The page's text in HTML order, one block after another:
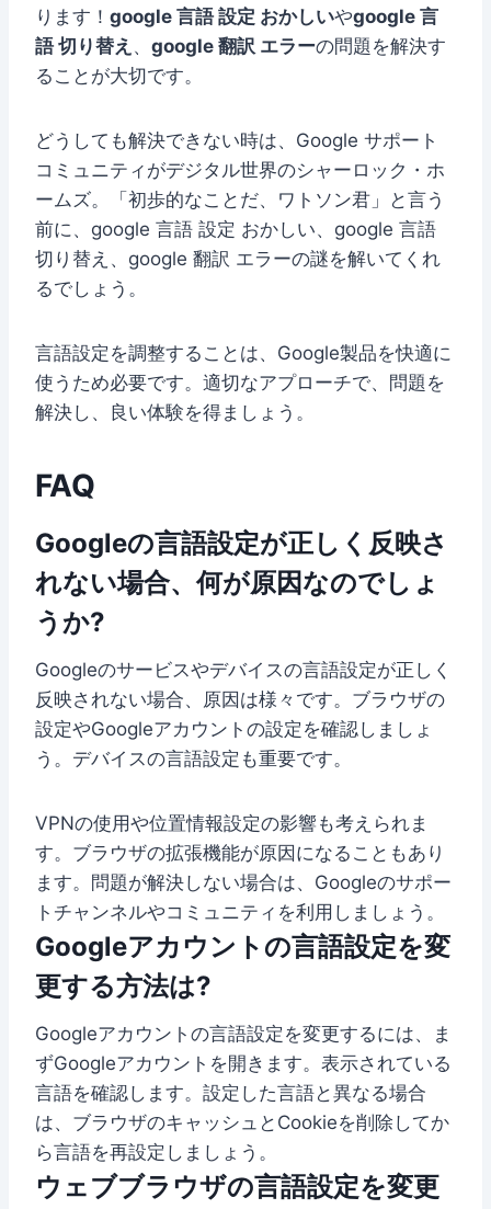
ります！ google 言語 設定 おかしいやgoogle 言
語 切り替え 、 google 翻訳 エラーの問題を解決す
ることが大切です。
どうしても解決できない時は、Google サポート
コミュニティがデジタル世界のシャーロック・ホ
ームズ。「初歩的なことだ、ワトソン君」と言う
前に、google 言語 設定 おかしい、google 言語
切り替え、google 翻訳 エラーの謎を解いてくれ
るでしょう。
言語設定を調整することは、Google製品を快適に
使うため必要です。適切なアプローチで、問題を
解決し、良い体験を得ましょう。
FAQ
Googleの言語設定が正しく反映さ
れない場合、何が原因なのでしょ
うか?
Googleのサービスやデバイスの言語設定が正しく
反映されない場合、原因は様々です。ブラウザの
設定やGoogleアカウントの設定を確認しましょ
う。デバイスの言語設定も重要です。
VPNの使用や位置情報設定の影響も考えられま
す。ブラウザの拡張機能が原因になることもあり
ます。問題が解決しない場合は、Googleのサポー
トチャンネルやコミュニティを利用しましょう。
Googleアカウントの言語設定を変
更する方法は?
Googleアカウントの言語設定を変更するには、ま
ずGoogleアカウントを開きます。表示されている
言語を確認します。設定した言語と異なる場合
は、ブラウザのキャッシュとCookieを削除してか
ら言語を再設定しましょう。
ウェブブラウザの言語設定を変更